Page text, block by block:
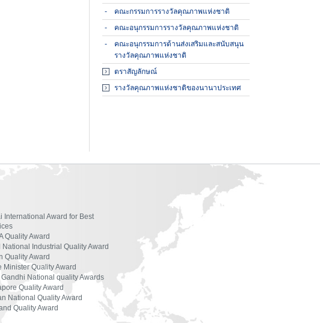
คณะกรรมการรางวัลคุณภาพแห่งชาติ
คณะอนุกรรมการรางวัลคุณภาพแห่งชาติ
คณะอนุกรรมการด้านส่งเสริมและสนับสนุน
รางวัลคุณภาพแห่งชาติ
ตราสัญลักษณ์
รางวัลคุณภาพแห่งชาติของนานาประเทศ
International Award for Best
Quality Award
National Industrial Quality Award
Quality Award
Minister Quality Award
Gandhi National quality Awards
Quality Award
National Quality Award
Quality Award
รางวัลคุณภาพแห่งชาติ
เกณฑ์รางวัล
องค์กรที่ได้รับรางวัล